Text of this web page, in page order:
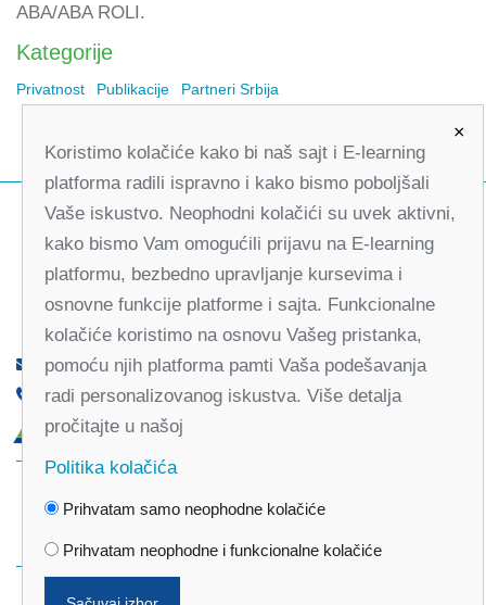
ABA/ABA ROLI.
Kategorije
Privatnost Publikacije Partneri Srbija
office@partners-serbia.org
(+381 11) 32 31 551, (+381 11) 32 31 552
Kralja Milana 10, 11000 Beograd, Srbija
×
Koristimo kolačiće kako bi naš sajt i E-learning
platforma radili ispravno i kako bismo poboljšali
Vaše iskustvo. Neophodni kolačići su uvek aktivni,
kako bismo Vam omogućili prijavu na E-learning
platformu, bezbedno upravljanje kursevima i
osnovne funkcije platforme i sajta. Funkcionalne
kolačiće koristimo na osnovu Vašeg pristanka,
pomoću njih platforma pamti Vaša podešavanja
radi personalizovanog iskustva. Više detalja
pročitajte u našoj
Politika kolačića
Prihvatam samo neophodne kolačiće
Prihvatam neophodne i funkcionalne kolačiće